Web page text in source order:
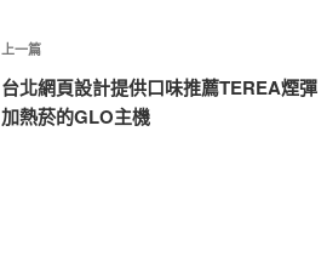
文
章
導
上
一
篇
上一篇
台北網頁設計提供口味推薦TEREA煙彈
加熱菸的GLO主機